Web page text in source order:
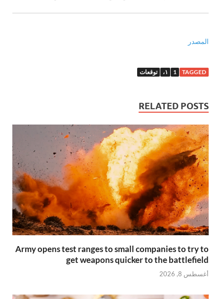
المصدر
TAGGED
1 ١، توقعات
RELATED POSTS
Army opens test ranges to small companies to try to
get weapons quicker to the battlefield
أغسطس 8, 2026